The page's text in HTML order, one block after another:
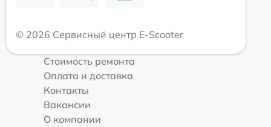
© 2026 Сервисный центр E-Scooter
Стоимость ремонта
Оплата и доставка
Контакты
Вакансии
О компании